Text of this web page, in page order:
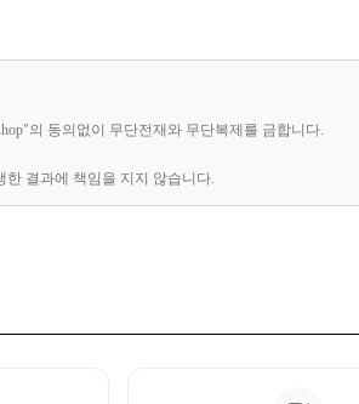
의 동의없이 무단전재와 무단복제를 금합니다.
결과에 책임을 지지 않습니다.